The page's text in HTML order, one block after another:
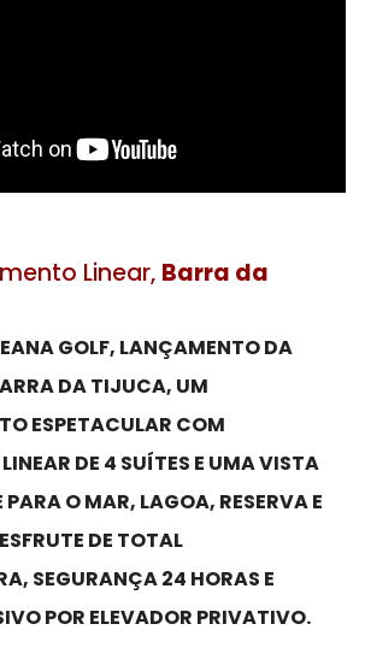
Linear, Barra da
GOLF, LANÇAMENTO DA
DA TIJUCA, UM
ESPETACULAR COM
DE 4 SUÍTES E UMA VISTA
O MAR, LAGOA, RESERVA E
DE TOTAL
SEGURANÇA 24 HORAS E
POR ELEVADOR PRIVATIVO.